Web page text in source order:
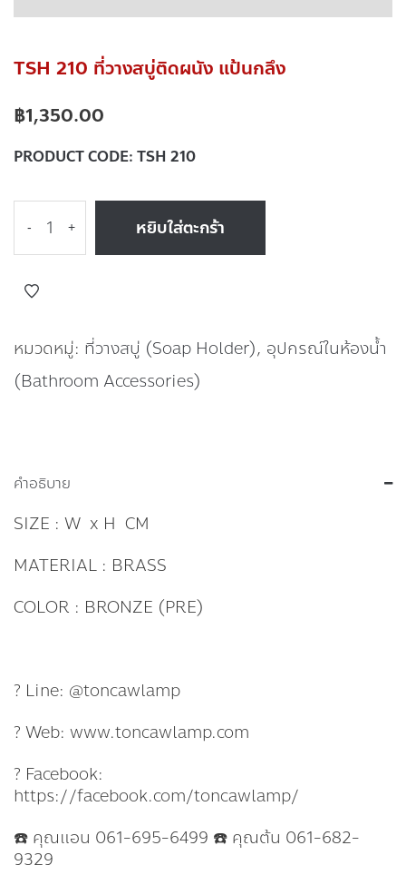
TSH 210 ที่วางสบู่ติดผนัง แป้นกลึง
฿1,350.00
PRODUCT CODE: TSH 210
- + หยิบใส่ตะกร้า
หมวดหมู่: ที่วางสบู่ (Soap Holder), อุปกรณ์ในห้องน้ำ
(Bathroom Accessories)
คำอธิบาย
SIZE : W x H CM
MATERIAL : BRASS
COLOR : BRONZE (PRE)
? Line: @toncawlamp
? Web: www.toncawlamp.com
? Facebook:
https://facebook.com/toncawlamp/
☎️ คุณแอน 061-695-6499 ☎️ คุณต้น 061-682-
9329